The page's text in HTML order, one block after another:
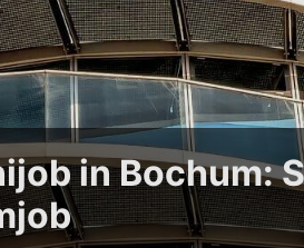
in Bochum: